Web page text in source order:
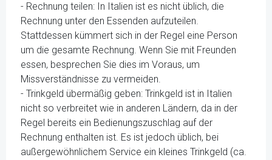
- Rechnung teilen: In Italien ist es nicht üblich, die
Rechnung unter den Essenden aufzuteilen.
Stattdessen kümmert sich in der Regel eine Person
um die gesamte Rechnung. Wenn Sie mit Freunden
essen, besprechen Sie dies im Voraus, um
Missverständnisse zu vermeiden.
- Trinkgeld übermäßig geben: Trinkgeld ist in Italien
nicht so verbreitet wie in anderen Ländern, da in der
Regel bereits ein Bedienungszuschlag auf der
Rechnung enthalten ist. Es ist jedoch üblich, bei
außergewöhnlichem Service ein kleines Trinkgeld (ca.